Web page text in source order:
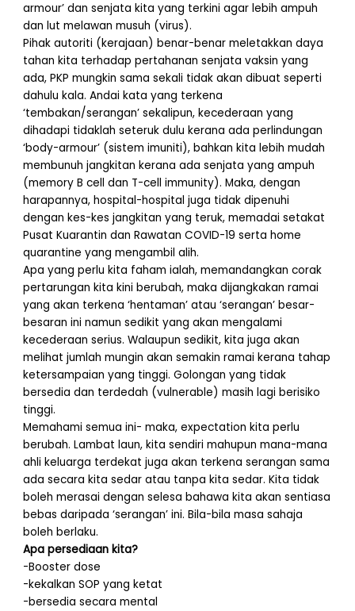
armour’ dan senjata kita yang terkini agar lebih ampuh
dan lut melawan musuh (virus).
Pihak autoriti (kerajaan) benar-benar meletakkan daya
tahan kita terhadap pertahanan senjata vaksin yang
ada, PKP mungkin sama sekali tidak akan dibuat seperti
dahulu kala. Andai kata yang terkena
‘tembakan/serangan’ sekalipun, kecederaan yang
dihadapi tidaklah seteruk dulu kerana ada perlindungan
‘body-armour’ (sistem imuniti), bahkan kita lebih mudah
membunuh jangkitan kerana ada senjata yang ampuh
(memory B cell dan T-cell immunity). Maka, dengan
harapannya, hospital-hospital juga tidak dipenuhi
dengan kes-kes jangkitan yang teruk, memadai setakat
Pusat Kuarantin dan Rawatan COVID-19 serta home
quarantine yang mengambil alih.
Apa yang perlu kita faham ialah, memandangkan corak
pertarungan kita kini berubah, maka dijangkakan ramai
yang akan terkena ‘hentaman’ atau ‘serangan’ besar-
besaran ini namun sedikit yang akan mengalami
kecederaan serius. Walaupun sedikit, kita juga akan
melihat jumlah mungin akan semakin ramai kerana tahap
ketersampaian yang tinggi. Golongan yang tidak
bersedia dan terdedah (vulnerable) masih lagi berisiko
tinggi.
Memahami semua ini- maka, expectation kita perlu
berubah. Lambat laun, kita sendiri mahupun mana-mana
ahli keluarga terdekat juga akan terkena serangan sama
ada secara kita sedar atau tanpa kita sedar. Kita tidak
boleh merasai dengan selesa bahawa kita akan sentiasa
bebas daripada ‘serangan’ ini. Bila-bila masa sahaja
boleh berlaku.
Apa persediaan kita?
-Booster dose
-kekalkan SOP yang ketat
-bersedia secara mental